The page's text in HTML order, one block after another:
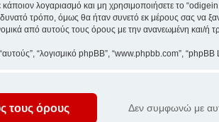
λογαριασμό και μη χρησιμοποιήσετε το
τρόπο, όμως θα ήταν συνετό εκ μέρους σας να
νομικά από αυτούς τους όρους με την ανανεωμένη
“λογισμικό phpBB”, “www.phpbb.com”,
άσεμνο, χυδαίο, συκοφαντικό, περιέχον μίσος ή
είτε το Διεθνές Δίκαιο. Η δημοσίευση